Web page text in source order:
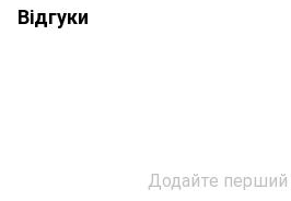
Відгуки
Додайте перший